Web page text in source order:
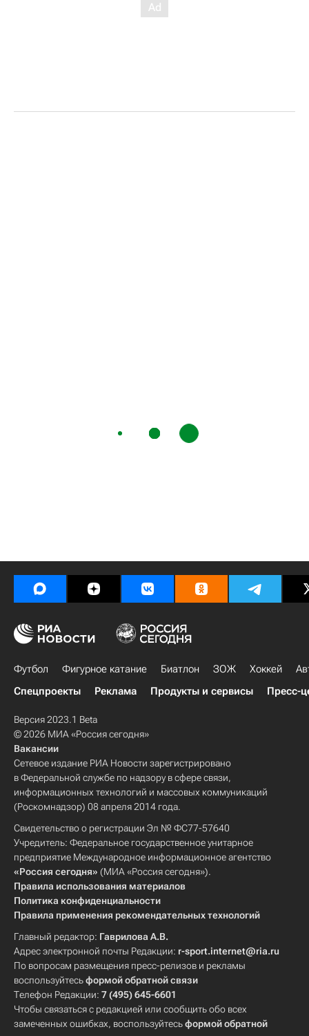
Футбол Фигурное катание Биатлон ЗОЖ Хоккей
Спецпроекты
Реклама Продукты и сервисы Пресс-
Версия 2023.1 Beta
© 2026 МИА «Россия сегодня»
Вакансии
Сетевое издание РИА Новости зарегистрировано
в Федеральной службе по надзору в сфере связи,
информационных технологий и массовых коммуникаций
(Роскомнадзор) 08 апреля 2014 года.
Свидетельство о регистрации Эл № ФС77-57640
Учредитель: Федеральное государственное унитарное
предприятие Международное информационное агентство
«Россия сегодня» (МИА «Россия сегодня»).
Правила использования материалов
Политика конфиденциальности
Правила применения рекомендательных технологий
Главный редактор: Гаврилова А.В.
Адрес электронной почты Редакции: r-sport.internet@ria.ru
По вопросам размещения пресс-релизов и рекламы
воспользуйтесьформой обратной связи
Телефон Редакции: 7 (495) 645-6601
Чтобы связаться с редакцией или сообщить обо всех
замеченных ошибках, воспользуйтесьформой обратной